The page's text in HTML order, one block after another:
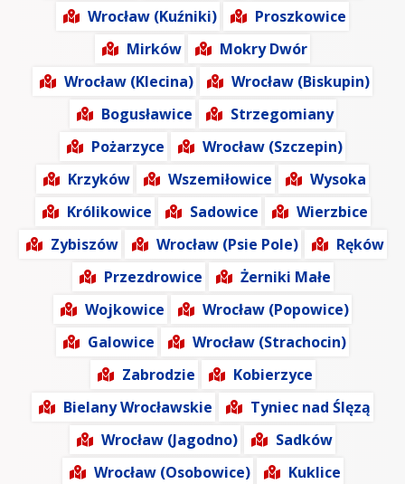
Wrocław (Kuźniki)
Proszkowice
Mirków
Mokry Dwór
Wrocław (Klecina)
Wrocław (Biskupin)
Bogusławice
Strzegomiany
Pożarzyce
Wrocław (Szczepin)
Krzyków
Wszemiłowice
Wysoka
Królikowice
Sadowice
Wierzbice
Zybiszów
Wrocław (Psie Pole)
Ręków
Przezdrowice
Żerniki Małe
Wojkowice
Wrocław (Popowice)
Galowice
Wrocław (Strachocin)
Zabrodzie
Kobierzyce
Bielany Wrocławskie
Tyniec nad Ślęzą
Wrocław (Jagodno)
Sadków
Wrocław (Osobowice)
Kuklice